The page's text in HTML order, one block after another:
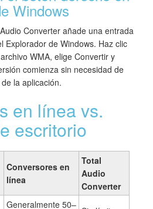
Windows
Converter añade una entrada
Explorador de Windows. Haz clic
WMA, elige Convertir y
comienza sin necesidad de
la aplicación.
en línea vs.
escritorio
Conversores en
línea
Total
Audio
Converter
Generalmente 50–